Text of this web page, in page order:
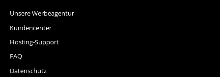
Unsere Werbeagentur
Kundencenter
Hosting-Support
FAQ
Datenschutz